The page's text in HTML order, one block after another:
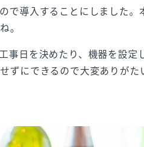
で導入することにしました。
。
事日を決めたり、機器を設定
ずにできるので大変ありがた